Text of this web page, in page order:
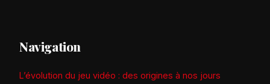
Navigation
L’évolution du jeu vidéo : des origines à nos jours